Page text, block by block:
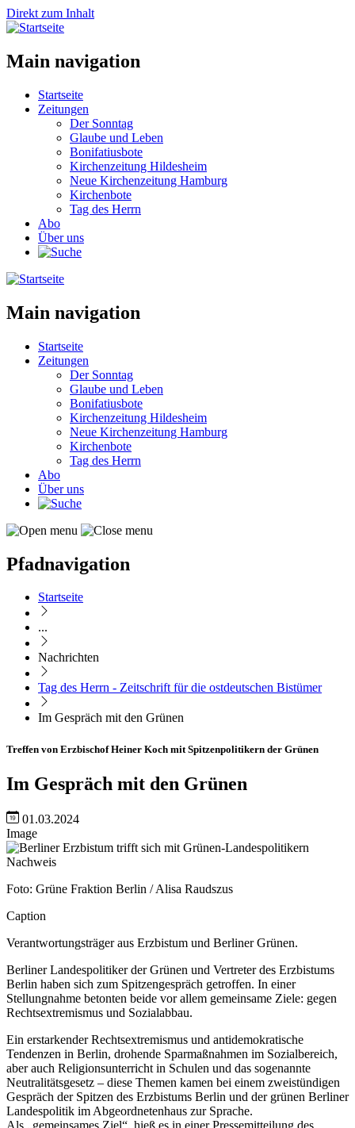
Direkt zum Inhalt
Main navigation
Startseite
Zeitungen
Der Sonntag
Glaube und Leben
Bonifatiusbote
Kirchenzeitung Hildesheim
Neue Kirchenzeitung Hamburg
Kirchenbote
Tag des Herrn
Abo
Über uns
Main navigation
Startseite
Zeitungen
Der Sonntag
Glaube und Leben
Bonifatiusbote
Kirchenzeitung Hildesheim
Neue Kirchenzeitung Hamburg
Kirchenbote
Tag des Herrn
Abo
Über uns
Pfadnavigation
Startseite
...
Nachrichten
Tag des Herrn - Zeitschrift für die ostdeutschen Bistümer
Im Gespräch mit den Grünen
Treffen von Erzbischof Heiner Koch mit Spitzenpolitikern der Grünen
Im Gespräch mit den Grünen
01.03.2024
Image
Nachweis
Foto: Grüne Fraktion Berlin / Alisa Raudszus
Caption
Verantwortungsträger aus Erzbistum und Berliner Grünen.
Berliner Landespolitiker der Grünen und Vertreter des Erzbistums
Berlin haben sich zum Spitzengespräch getroffen. In einer
Stellungnahme betonten beide vor allem gemeinsame Ziele: gegen
Rechtsextremismus und Sozialabbau.
Ein erstarkender Rechtsextremismus und antidemokratische
Tendenzen in Berlin, drohende Sparmaßnahmen im Sozialbereich,
aber auch Religionsunterricht in Schulen und das sogenannte
Neutralitätsgesetz – diese Themen kamen bei einem zweistündigen
Gespräch der Spitzen des Erzbistums Berlin und der grünen Berliner
Landespolitik im Abgeordnetenhaus zur Sprache.
Als „gemeinsames Ziel“, hieß es in einer Pressemitteilung des